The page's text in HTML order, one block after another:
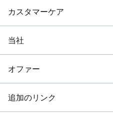
カスタマーケア
当社
オファー
追加のリンク